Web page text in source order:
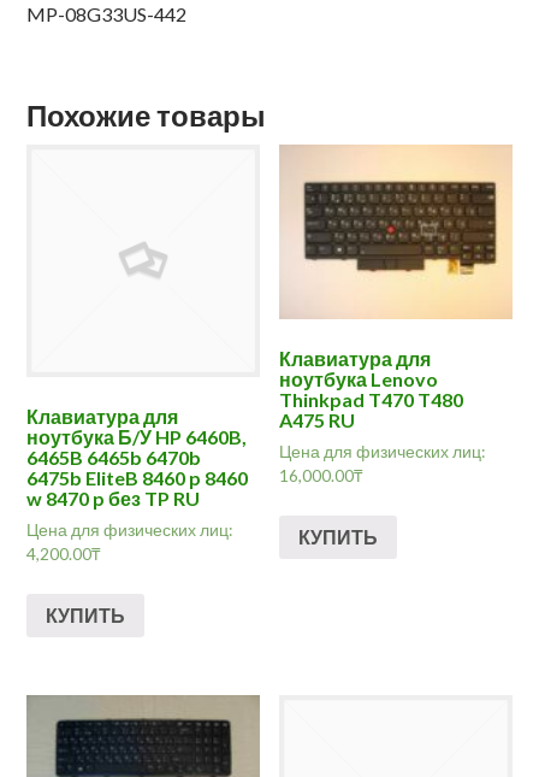
MP-08G33US-442
Похожие товары
Клавиатура для
ноутбука Б/У HP 6460B,
6465B 6465b 6470b
6475b EliteB 8460 p 8460
w 8470 p без TP RU
Цена для физических лиц:
4,200.00₸
КУПИТЬ
Клавиатура для
ноутбука Lenovo
Thinkpad T470 T480
A475 RU
Цена для физических лиц:
16,000.00₸
КУПИТЬ